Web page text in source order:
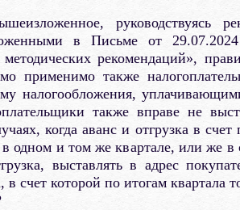
руководствуясь
в Письме от
методических рекомендаций»,
применимо также
налогообложения,
также вправе не
когда аванс и отгрузка в
одном и том же квартале, или же в
выставлять в адрес
в счет которой по итогам квартала